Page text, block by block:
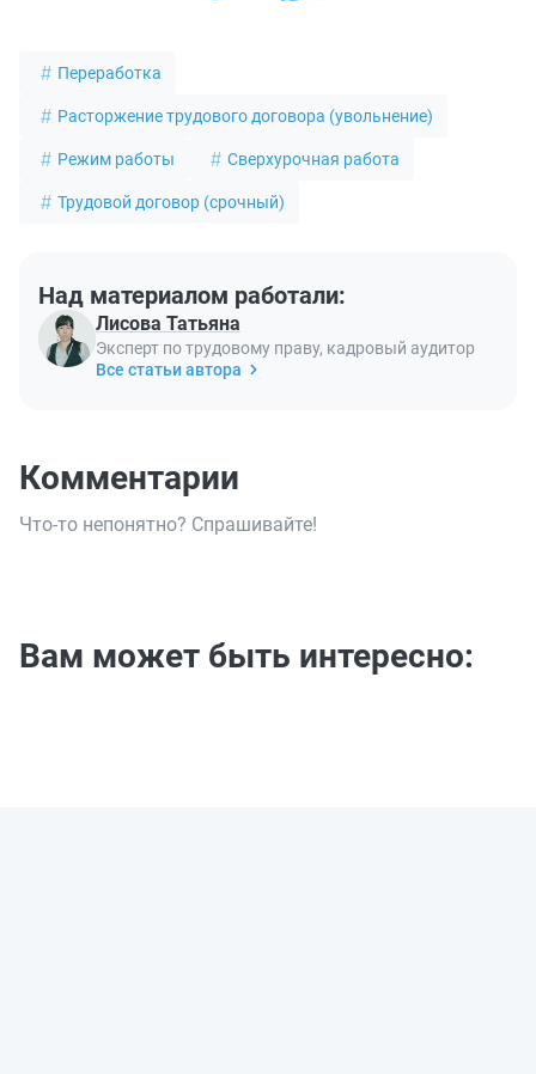
Переработка
Расторжение трудового договора (увольнение)
Режим работы Сверхурочная работа
Трудовой договор (срочный)
Над материалом работали:
Лисова Татьяна
Эксперт по трудовому праву, кадровый аудитор
Все статьи автора
Комментарии
Что-то непонятно? Спрашивайте!
Вам может быть интересно: